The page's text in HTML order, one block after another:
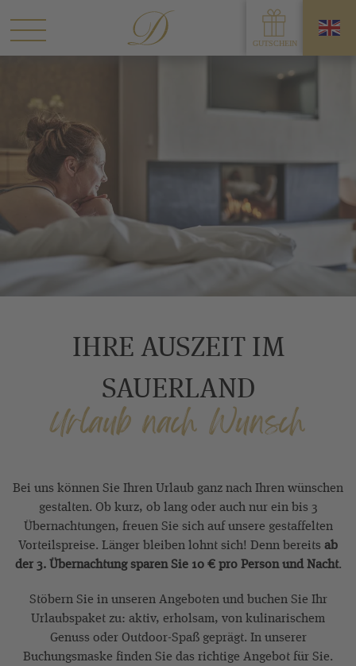
IHRE AUSZEIT IM
SAUERLAND
Urlaub nach Wunsch
Bei uns können Sie Ihren Urlaub ganz nach Ihren wünschen
gestalten. Ob kurz, ob lang oder auch nur ein bis 3
Übernachtungen, freuen Sie sich auf unsere gestaffelten
Vorteilspreise. Länger bleiben lohnt sich! Denn bereits ab
der 3. Übernachtung sparen Sie 10 € pro Person und Nacht.
Stöbern Sie in unseren Angeboten und buchen Sie Ihr
Urlaubspaket zu: aktiv, erholsam, von kulinarischem
Genuss oder Outdoor-Spaß geprägt. In unserer
Buchungsmaske finden Sie das richtige Angebot für Sie.